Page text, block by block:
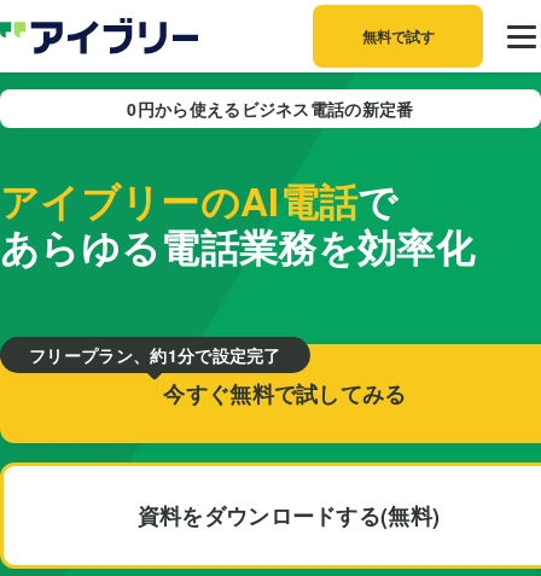
無料で試す
0円から使えるビジネス電話の新定番
アイブリーのAI電話で
あらゆる電話業務を効率化
今すぐ無料で試してみる
フリープラン、約1分で設定完了
資料をダウンロードする(無料)